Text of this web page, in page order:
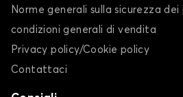
Norme generali sulla sicurezza
condizioni generali di vendita
Privacy policy/Cookie policy
Contattaci